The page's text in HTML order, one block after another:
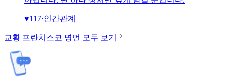
♥117·인간관계
교황 프란치스코 명언 모두 보기